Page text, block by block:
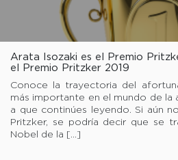
Arata Isozaki es el Premio
el Premio Pritzker 2019
Conoce la trayectoria del
más importante en el mundo de la
a que continúes leyendo. Si aún
Pritzker, se podría decir que se
Nobel de la […]